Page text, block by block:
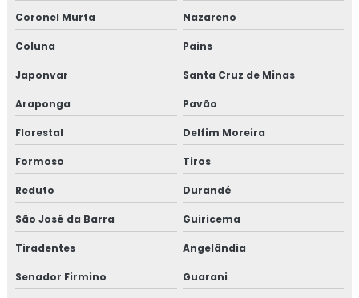
Coronel Murta Nazareno
Coluna Pains
Japonvar Santa Cruz de Minas
Araponga Pavão
Florestal Delfim Moreira
Formoso Tiros
Reduto Durandé
São José da Barra Guiricema
Tiradentes Angelândia
Senador Firmino Guarani